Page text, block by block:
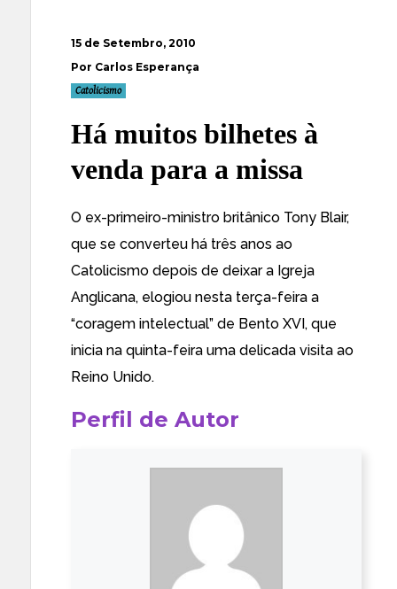
15 de Setembro, 2010
Por Carlos Esperança
Catolicismo
Há muitos bilhetes à
venda para a missa
O ex-primeiro-ministro britânico Tony Blair,
que se converteu há três anos ao
Catolicismo depois de deixar a Igreja
Anglicana, elogiou nesta terça-feira a
“coragem intelectual” de Bento XVI, que
inicia na quinta-feira uma delicada visita ao
Reino Unido.
Perfil de Autor